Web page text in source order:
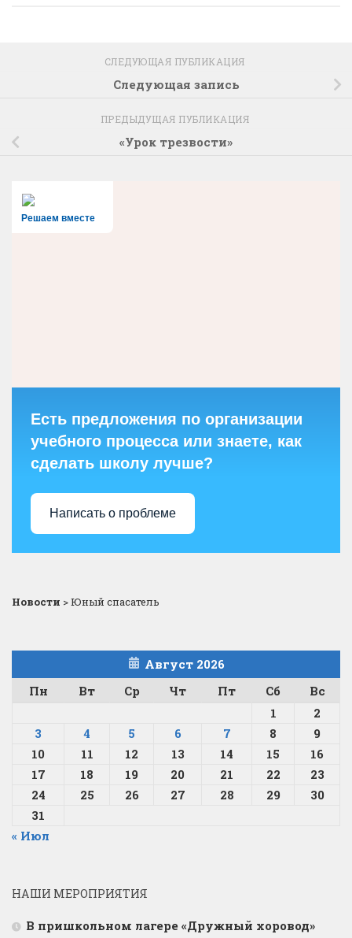
СЛЕДУЮЩАЯ ПУБЛИКАЦИЯ
Следующая запись
ПРЕДЫДУЩАЯ ПУБЛИКАЦИЯ
«Урок трезвости»
Решаем вместе
Есть предложения по организации
учебного процесса или знаете, как
сделать школу лучше?
Написать о проблеме
Новости >Юный спасатель
Август 2026
Пн
Вт Ср Чт Пт Сб
Вс
1
2
3
4 5 6 7 8
9
10
11 12 13 14 15
16
17
18 19 20 21 22
23
24
25 26 27 28 29
30
31
« Июл
НАШИ МЕРОПРИЯТИЯ
В пришкольном лагере «Дружный хоровод»